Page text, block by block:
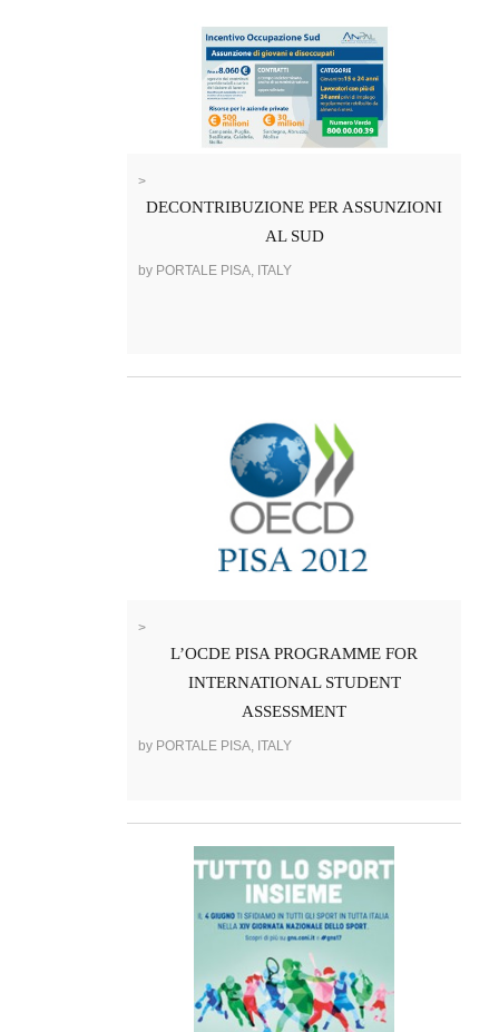
>
DECONTRIBUZIONE PER ASSUNZIONI
AL SUD
by PORTALE PISA, ITALY
>
L’OCDE PISA PROGRAMME FOR
INTERNATIONAL STUDENT
ASSESSMENT
by PORTALE PISA, ITALY